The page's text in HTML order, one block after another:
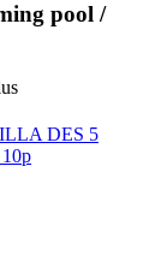
pool /
DES 5